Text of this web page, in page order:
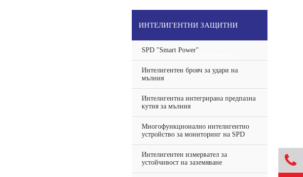
ИНТЕЛИГЕНТНИ ЗАЩИТНИ
SPD "Smart Power"
Интелигентен брояч за удари на
мълния
Интелигентна интегрирана предпазна
кутия за мълния
Многофункционално интелигентно
устройство за мониторинг на SPD
Интелигентен измервател за
устойчивост на заземяване
